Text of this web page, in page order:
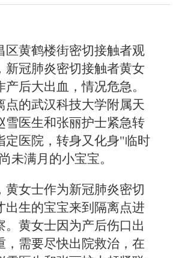
区黄鹤楼街密切接触者观
新冠肺炎密切接触者黄女
后大出血，情况危急。
点的武汉科技大学附属天
雪医生和张丽护士紧急转
定医院，转身又化身"临时
未满月的小宝宝。
黄女士作为新冠肺炎密切
出生的宝宝来到隔离点进
黄女士因为产后伤口出
，需要尽快出院救治，在